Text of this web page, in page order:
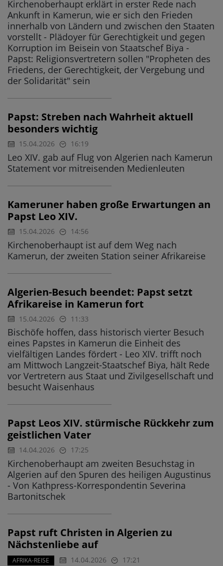
Kirchenoberhaupt erklärt in erster Rede nach
Ankunft in Kamerun, wie er sich den Frieden
innerhalb von Ländern und zwischen den Staaten
vorstellt - Plädoyer für Gerechtigkeit und gegen
Korruption im Beisein von Staatschef Biya -
Papst: Religionsvertretern sollen "Propheten des
Friedens, der Gerechtigkeit, der Vergebung und
der Solidarität" sein
Papst: Streben nach Wahrheit aktuell
besonders wichtig
15.04.2026 16:19
Leo XIV. gab auf Flug von Algerien nach Kamerun
Statement vor mitreisenden Medienleuten
Kameruner haben große Erwartungen an
Papst Leo XIV.
15.04.2026 14:56
Kirchenoberhaupt ist auf dem Weg nach
Kamerun, der zweiten Station seiner Afrikareise
Algerien-Besuch beendet: Papst setzt
Afrikareise in Kamerun fort
15.04.2026 11:33
Bischöfe hoffen, dass historisch vierter Besuch
eines Papstes in Kamerun die Einheit des
vielfältigen Landes fördert - Leo XIV. trifft noch
am Mittwoch Langzeit-Staatschef Biya, hält Rede
vor Vertretern aus Staat und Zivilgesellschaft und
besucht Waisenhaus
Papst Leos XIV. stürmische Rückkehr zum
geistlichen Vater
14.04.2026 17:25
Kirchenoberhaupt am zweiten Besuchstag in
Algerien auf den Spuren des heiligen Augustinus
- Von Kathpress-Korrespondentin Severina
Bartonitschek
Papst ruft Christen in Algerien zu
Nächstenliebe auf
AFRIKA-REISE 14.04.2026 17:21